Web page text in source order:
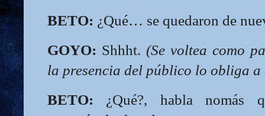
BETO: ¿Qué… se quedaron de
GOYO: Shhht. (Se voltea como
la presencia del público lo obliga a
BETO: ¿Qué?, habla nomás